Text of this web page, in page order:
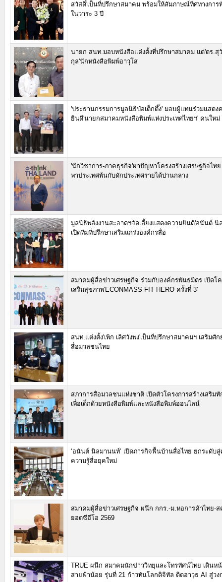
สวัสดิ์'เป็นที่ปรึกษาสมาคม พร้อมให้สัมภาษณ์ทิศทางกา
ในวาระ 3 ปี
นายก สนท.มอบหนังสือแต่งตั้งที่ปรึกษาสมาคม แด่'ดร.
กุล'นักหนังสือพิมพ์อาวุโส
'ประธานกรรมการมูลนิธิป่อเต็กตึ๊ง' มอบผู้แทนร่วมแสดง
ยินดี'นายกสมาคมหนังสือพิมพ์แห่งประเทศไทยฯ' คนใหม่
'นักวิชาการ-ภาคธุรกิจ'ผ่าปัญหาโครงสร้างเศรษฐกิจไท
พาประเทศพ้นกับดักประเทศรายได้ปานกลาง
มูลนิธิพลังงานสะอาดฯจัดเลี้ยงแสดงความยินดี'อนันต์ นิ
เปิดทีมที่ปรึกษาเสริมแกร่งองค์กรสื่อ
สมาคมผู้สื่อข่าวเศรษฐกิจ ร่วมกับองค์กรพันธมิตร เปิดโค
เสริมสุขภาพ'ECONMASS FIT HERO ครั้งที่ 3'
สนท.แต่งตั้ง'เพิก เลิศวังพง'เป็นที่ปรึกษาสมาคมฯ เสริมศั
สื่อมวลชนไทย
สภาการสื่อมวลชนแห่งชาติ เปิดตัวโครงการสร้างเสริม
เพื่อเด็กด้วยหนังสือพิมพ์และหนังสือพิมพ์ออนไลน์
‘อนันต์ นิลมานนท์’ เปิดภารกิจฟื้นบ้านสื่อไทย ยกระดับ
ความรู้สื่อยุคใหม่
สมาคมผู้สื่อข่าวเศรษฐกิจ ผนึก กกร.-ม.หอการค้าไทย-
ยอดซีอีโอ 2569
TRUE ผนึก สมาคมนักข่าววิทยุและโทรทัศน์ไทย เดินห
สายฟ้าน้อย รุ่นที่ 21 ก้าวทันโลกดิจิทัล ติดอาวุธ AI สู่วง